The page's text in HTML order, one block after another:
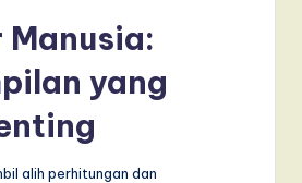
Manusia:
yang
alih perhitungan dan